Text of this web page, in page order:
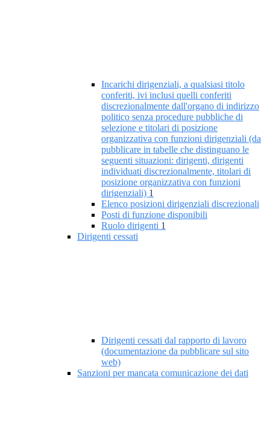
Incarichi dirigenziali, a qualsiasi titolo
conferiti, ivi inclusi quelli conferiti
discrezionalmente dall'organo di indirizzo
politico senza procedure pubbliche di
selezione e titolari di posizione
organizzativa con funzioni dirigenziali (da
pubblicare in tabelle che distinguano le
seguenti situazioni: dirigenti, dirigenti
individuati discrezionalmente, titolari di
posizione organizzativa con funzioni
dirigenziali) 1
Elenco posizioni dirigenziali discrezionali
Posti di funzione disponibili
Ruolo dirigenti 1
Dirigenti cessati
Dirigenti cessati dal rapporto di lavoro
(documentazione da pubblicare sul sito
web)
Sanzioni per mancata comunicazione dei dati